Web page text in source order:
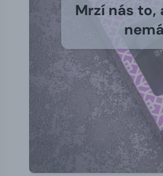
Mrzí nás